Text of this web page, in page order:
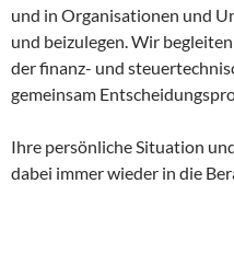
und in Organisationen und
und beizulegen. Wir
der finanz- und
gemeinsam
Ihre persönliche Situation
dabei immer wieder in die